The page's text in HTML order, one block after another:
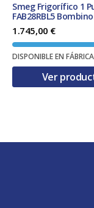
Smeg Frigorífico 1
FAB28RBL5 Bombino
Negro 270L Clase D
1.745,00 €
DISPONIBLE EN FÁBRICA
Ver